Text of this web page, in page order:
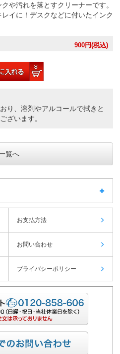
や汚れを落とすクリーナーです。
イに！デスクなどに付いたインク
900円(税込)
り、溶剤やアルコールで拭きと
ざいます。
覧へ
お支払方法
お問い合わせ
プライバシーポリシー